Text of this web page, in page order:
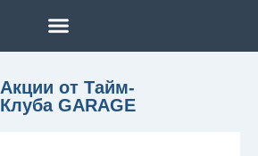
Акции от Тайм-
Клуба GARAGE